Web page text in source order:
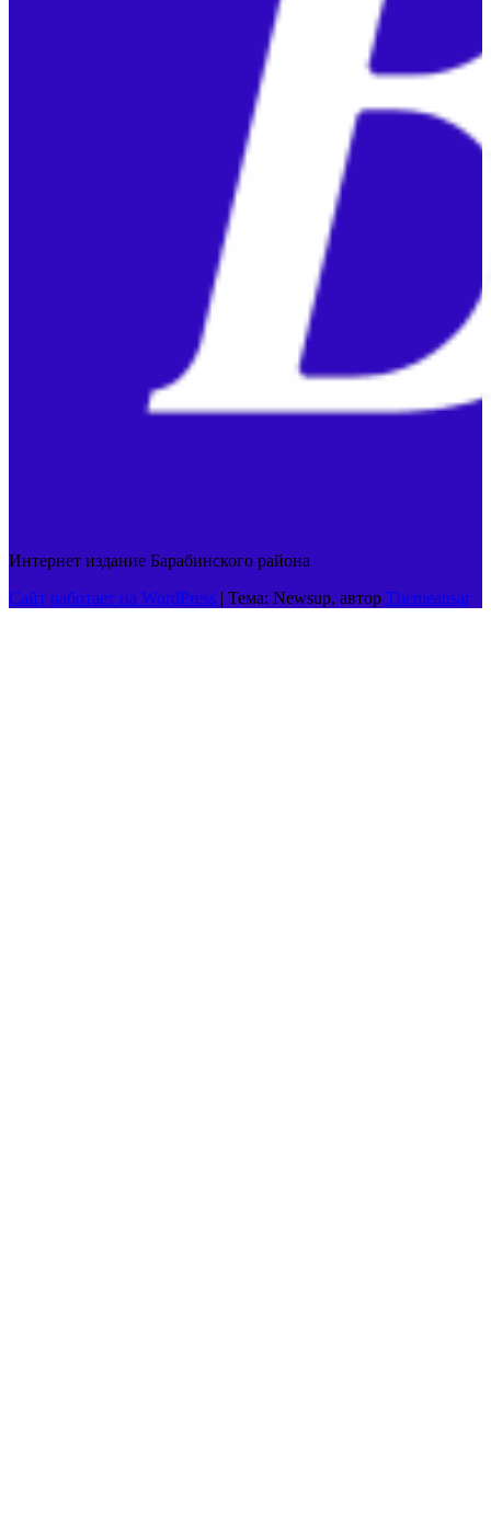
Интернет издание Барабинского района
Сайт работает на WordPress | Тема: Newsup, автор Themeansar